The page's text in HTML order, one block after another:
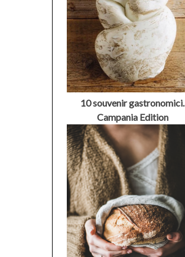
10 souvenir gastronomici.
Campania Edition